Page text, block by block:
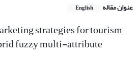
عنوان مقاله English
strategies for tourism
fuzzy multi-attribute